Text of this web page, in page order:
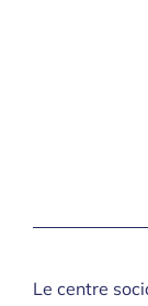
Le centre